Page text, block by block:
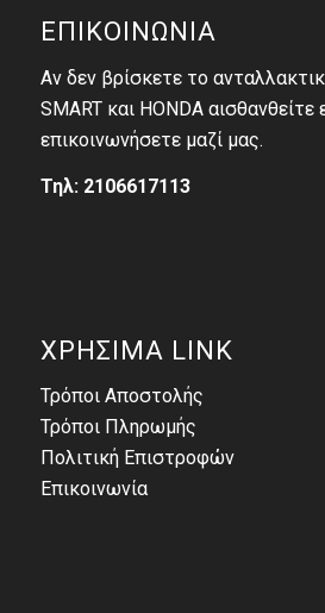
ΕΠΙΚΟΙΝΩΝΙΑ
Αν δεν βρίσκετε το
SMART και HONDA αισθανθείτε
επικοινωνήσετε μαζί μας.
Τηλ: 2106617113
ΧΡΗΣΙΜΑ LINK
Τρόποι Αποστολής
Τρόποι Πληρωμής
Πολιτική Επιστροφών
Επικοινωνία